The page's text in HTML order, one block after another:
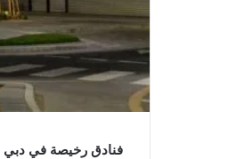
فنادق رخيصة في دبي